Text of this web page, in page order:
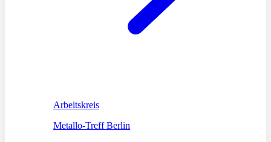
Arbeitskreis
Metallo-Treff Berlin